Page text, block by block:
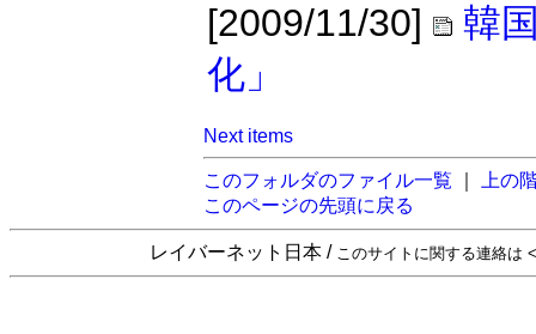
[2009/11/30]
韓
化」
Next items
このフォルダのファイル一覧
上の
このページの先頭に戻る
レイバーネット日本 / このサイトに関する連絡は